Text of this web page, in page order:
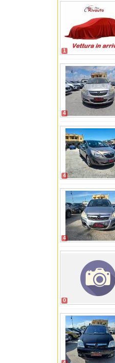
1
4
4
4
0